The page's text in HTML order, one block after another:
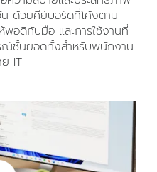
ด้วยคีย์บอร์ดที่โค้งตาม
พอดีกับมือ และการใช้งานที่
ณ์ชั้นยอดทั้งสำหรับพนักงาน
ย IT